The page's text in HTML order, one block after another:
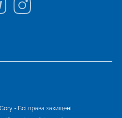
- Всі права захищені